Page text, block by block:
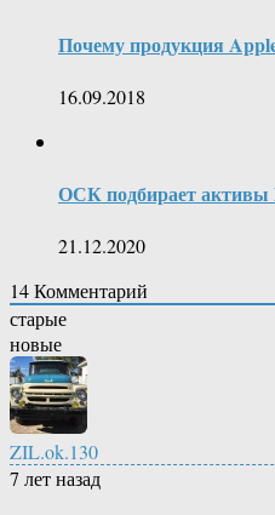
Почему продукция
16.09.2018
ОСК подбирает
21.12.2020
14Комментарий
старые
новые
ZIL.ok.130
7 лет назад